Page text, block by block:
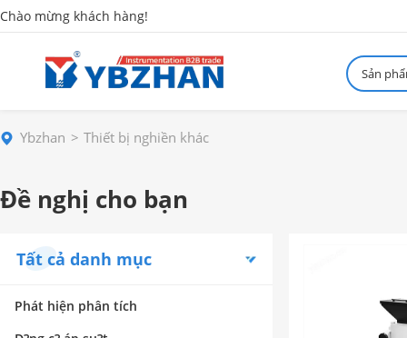
Chào mừng khách hàng!
Sản
Ybzhan Thiết bị nghiền khác
Đề nghị cho bạn
Tất cả danh mục
Phát hiện phân tích